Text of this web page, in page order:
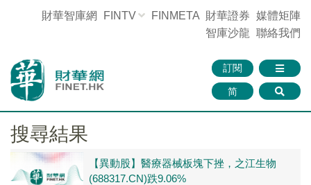
財華智庫網 FINTV FINMETA 財華證券 媒體矩陣
智庫沙龍 聯絡我們
訂閱
简
搜尋結果
【異動股】醫療器械板塊下挫，之江生物
(688317.CN)跌9.06%